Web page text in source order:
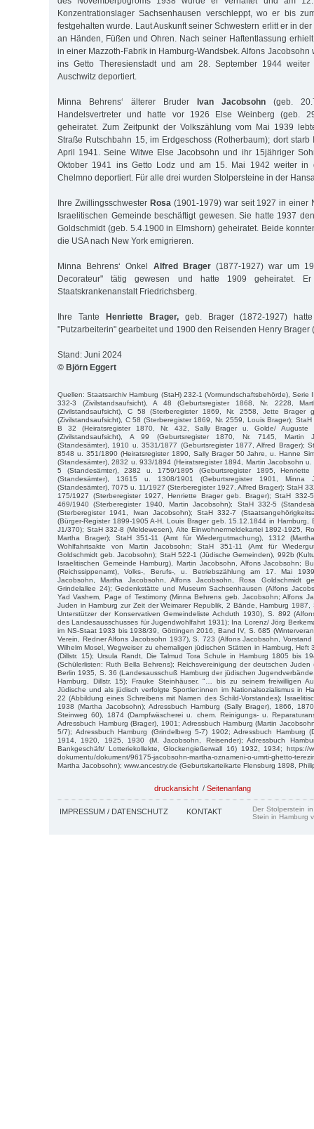
Konzentrationslager Sachsenhausen verschleppt, wo er bis
festgehalten wurde. Laut Auskunft seiner Schwestern erlitt er in
an Händen, Füßen und Ohren. Nach seiner Haftentlassung
in einer Mazzoth-Fabrik in Hamburg-Wandsbek. Alfons Jacobsohn
ins Getto Theresienstadt und am 28. September 1944 weiter
Auschwitz deportiert.
Minna Behrens‘ älterer Bruder Ivan Jacobsohn (geb.
Handelsvertreter und hatte vor 1926 Else Weinberg (geb.
geheiratet. Zum Zeitpunkt der Volkszählung vom Mai 1939
Straße Rutschbahn 15, im Erdgeschoss (Rotherbaum); dort
April 1941. Seine Witwe Else Jacobsohn und ihr 15jähriger
Oktober 1941 ins Getto Lodz und am 15. Mai 1942 weiter in
Chelmno deportiert. Für alle drei wurden Stolpersteine in der
Ihre Zwillingsschwester Rosa (1901-1979) war seit 1927 in einer
Israelitischen Gemeinde beschäftigt gewesen. Sie hatte 1937
Goldschmidt (geb. 5.4.1900 in Elmshorn) geheiratet. Beide
die USA nach New York emigrieren.
Minna Behrens‘ Onkel Alfred Brager(1877-1927) war um
Decorateur" tätig gewesen und hatte 1909 geheiratet.
Staatskrankenanstalt Friedrichsberg.
Ihre Tante Henriette Brager,geb. Brager (1872-1927)
"Putzarbeiterin" gearbeitet und 1900 den Reisenden Henry Brager
Stand: Juni 2024
© Björn Eggert
Quellen: Staatsarchiv Hamburg (StaH) 232-1 (Vormundschaftsbehörde), Serie
332-3 (Zivilstandsaufsicht), A 48 (Geburtsregister 1868, Nr. 2228,
(Zivilstandsaufsicht), C 58 (Sterberegister 1869, Nr. 2558, Jette Brager
(Zivilstandsaufsicht), C 58 (Sterberegister 1869, Nr. 2559, Louis Brager);
B 32 (Heiratsregister 1870, Nr. 432, Sally Brager u. Golde/ Auguste
(Zivilstandsaufsicht), A 99 (Geburtsregister 1870, Nr. 7145, Martin
(Standesämter), 1910 u. 3531/1877 (Geburtsregister 1877, Alfred Brager);
8548 u. 351/1890 (Heiratsregister 1890, Sally Brager 50 Jahre, u. Hanne
(Standesämter), 2832 u. 933/1894 (Heiratsregister 1894, Martin Jacobsohn
5 (Standesämter), 2382 u. 1759/1895 (Geburtsregister 1895,
(Standesämter), 13615 u. 1308/1901 (Geburtsregister 1901, Minna
(Standesämter), 7075 u. 11/1927 (Sterberegister 1927, Alfred Brager); StaH
175/1927 (Sterberegister 1927, Henriette Brager geb. Brager); StaH 332-
469/1940 (Sterberegister 1940, Martin Jacobsohn); StaH 332-5
(Sterberegister 1941, Iwan Jacobsohn); StaH 332-7
(Bürger-Register 1899-1905 A-H, Louis Brager geb. 15.12.1844 in Hamburg,
J1/370); StaH 332-8 (Meldewesen), Alte Einwohnermeldekartei 1892-1925,
Martha Brager); StaH 351-11 (Amt für Wiedergutmachung), 1312
Wohlfahrtsakte von Martin Jacobsohn; StaH 351-11 (Amt für
Goldschmidt geb. Jacobsohn); StaH 522-1 (Jüdische Gemeinden), 992b
Israelitischen Gemeinde Hamburg), Martin Jacobsohn, Alfons Jacobsohn;
(Reichssippenamt), Volks-, Berufs-, u. Betriebszählung am 17. Mai
Jacobsohn, Martha Jacobsohn, Alfons Jacobsohn, Rosa Goldschmidt
Grindelallee 24); Gedenkstätte und Museum Sachsenhausen (Alfons
Yad Vashem, Page of Testimony (Minna Behrens geb. Jacobsohn; Alfons
Juden in Hamburg zur Zeit der Weimarer Republik, 2 Bände, Hamburg
Unterstützer der Konservativen Gemeindeliste Achduth 1930), S. 892
des Landesausschusses für Jugendwohlfahrt 1931); Ina Lorenz/ Jörg
im NS-Staat 1933 bis 1938/39, Göttingen 2016, Band IV, S. 685
Verein, Redner Alfons Jacobsohn 1937), S. 723 (Alfons Jacobsohn,
Wilhelm Mosel, Wegweiser zu ehemaligen jüdischen Stätten in Hamburg, Heft
(Dillstr. 15); Ursula Randt, Die Talmud Tora Schule in Hamburg 1805 bis
(Schülerlisten: Ruth Bella Behrens); Reichsvereinigung der deutschen Juden
Berlin 1935, S. 36 (Landesausschuß Hamburg der jüdischen
Hamburg, Dillstr. 15); Frauke Steinhäuser, "… bis zu seinem freiwilligen
Jüdische und als jüdisch verfolgte Sportler:innen im Nationalsozialismus in
22 (Abbildung eines Schreibens mit Namen des Schild-Vorstandes);
1938 (Martha Jacobsohn); Adressbuch Hamburg (Sally Brager), 1866,
Steinweg 60), 1874 (Dampfwäscherei u. chem. Reinigungs- u.
Adressbuch Hamburg (Brager), 1901; Adressbuch Hamburg (Martin
5/7); Adressbuch Hamburg (Grindelberg 5-7) 1902; Adressbuch Hamburg
1914, 1920, 1925, 1930 (M. Jacobsohn, Reisender); Adressbuch
Bankgeschäft/ Lotteriekollekte, Glockengießerwall 16) 1932, 1934; https://
dokumentu/dokument/96175-jacobsohn-martha-oznameni-o-umrti-
Martha Jacobsohn); www.ancestry.de (Geburtskarteikarte Flensburg 1898,
druckansicht / Seitenanfang
IMPRESSUM / DATENSCHUTZ KONTAKT
Der Stolperstein
Stein in Hamburg